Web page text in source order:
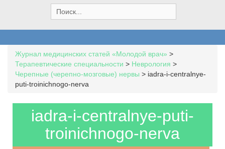
e
a
h
f
o
r
Журнал медицинских статей «Молодой врач» >
Терапевтические специальности > Неврология >
Черепные (черепно-мозговые) нервы > iadra-i-centralnye-
puti-troinichnogo-nerva
iadra-i-centralnye-puti-
troinichnogo-nerva